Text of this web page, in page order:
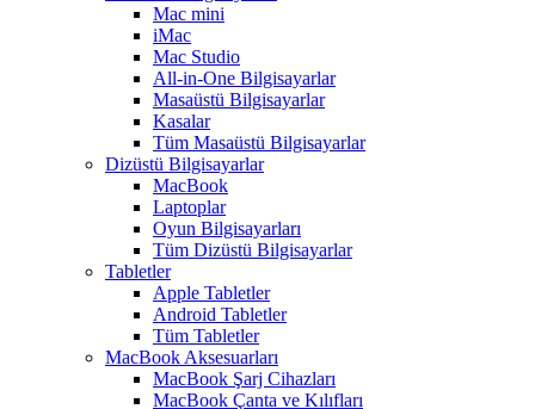
Mac mini
iMac
Mac Studio
All-in-One Bilgisayarlar
Masaüstü Bilgisayarlar
Kasalar
Tüm Masaüstü Bilgisayarlar
Dizüstü Bilgisayarlar
MacBook
Laptoplar
Oyun Bilgisayarları
Tüm Dizüstü Bilgisayarlar
Tabletler
Apple Tabletler
Android Tabletler
Tüm Tabletler
MacBook Aksesuarları
MacBook Şarj Cihazları
MacBook Çanta ve Kılıfları